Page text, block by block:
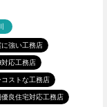
に強い工務店
対応工務店
コストな工務店
優良住宅対応工務店